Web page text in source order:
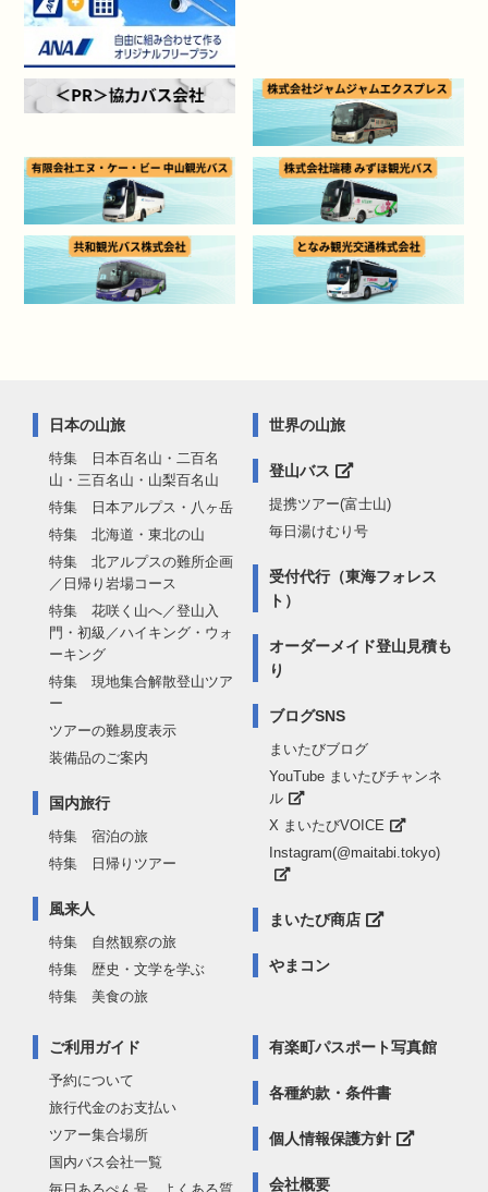
日本の山旅
特集 日本百名山・二百名
山・三百名山・山梨百名山
特集 日本アルプス・八ヶ岳
特集 北海道・東北の山
特集 北アルプスの難所企画
／日帰り岩場コース
特集 花咲く山へ／登山入
門・初級／ハイキング・ウォ
ーキング
特集 現地集合解散登山ツア
ー
ツアーの難易度表示
装備品のご案内
国内旅行
特集 宿泊の旅
特集 日帰りツアー
風来人
特集 自然観察の旅
特集 歴史・文学を学ぶ
特集 美食の旅
世界の山旅
登山バス
提携ツアー(富士山)
毎日湯けむり号
受付代行（東海フォレス
ト）
オーダーメイド登山見積も
り
ブログSNS
まいたびブログ
YouTube まいたびチャンネ
ル
X まいたびVOICE
Instagram(@maitabi.tokyo)
まいたび商店
やまコン
ご利用ガイド
予約について
旅行代金のお支払い
ツアー集合場所
国内バス会社一覧
有楽町パスポート写真館
各種約款・条件書
個人情報保護方針
会社概要